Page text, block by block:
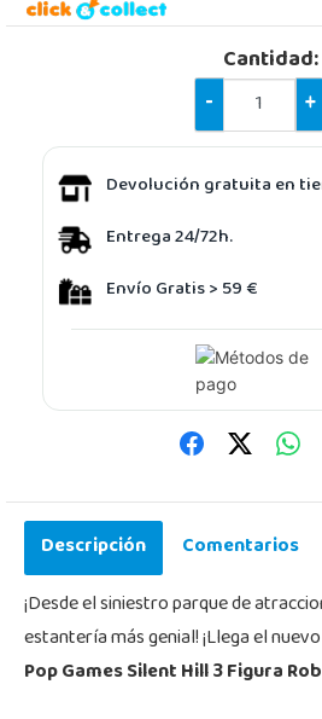
Cantidad:
-
+
Devolución gratuita en
Entrega 24/72h.
Envío Gratis > 59 €
Descripción Comentarios
¡Desde el siniestro parque de
estantería más genial! ¡Llega el
Pop Games Silent Hill 3 Figura